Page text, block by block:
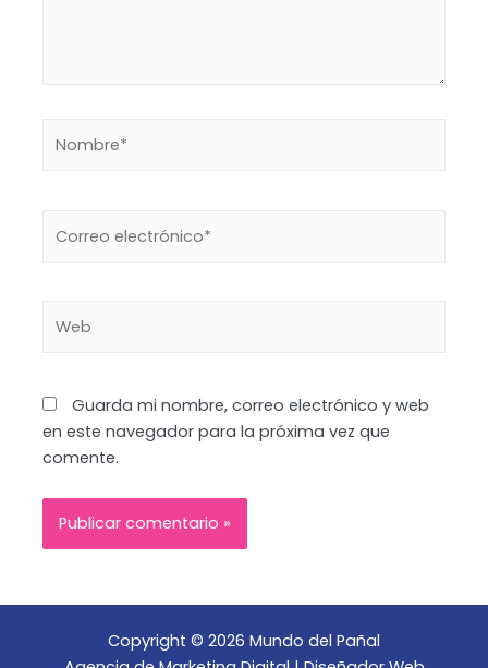
electrónico*
Guarda mi nombre, correo electrónico y web
en este navegador para la próxima vez que
comente.
Copyright © 2026 Mundo del Pañal